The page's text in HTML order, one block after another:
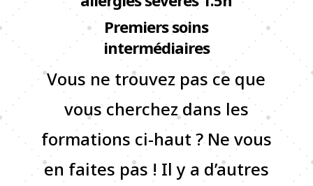
Premiers soins
intermédiaires
Vous ne trouvez pas ce que
vous cherchez dans les
formations ci-haut ? Ne vous
en faites pas ! Il y a d’autres